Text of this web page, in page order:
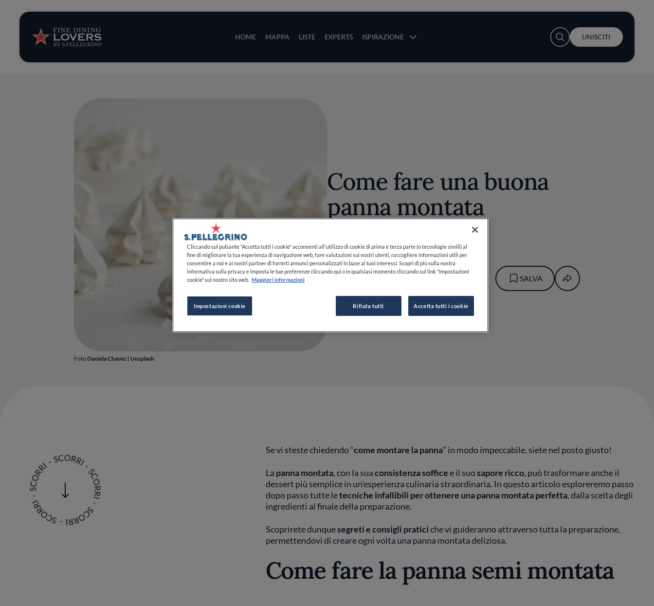
HOME MAPPA LISTE EXPERTS ISPIRAZIONE
Storie e tendenze
Ricette
Serie
User account menu
UNISCITI
Foto Daniela Chavez | Unsplash
Come fare una buona
panna montata
DAFINE DINING LOVERS
SALVA
Se vi steste chiedendo “come montare la panna” in modo impeccabile, siete nel posto giusto!
La panna montata, con la suaconsistenza sofficee il suosapore ricco, può trasformare anche il
dessert più semplice in un'esperienza culinaria straordinaria. In questo articolo esploreremo passo
dopo passo tutte letecniche infallibili per ottenere una panna montata perfetta, dalla scelta degli
ingredienti al finale della preparazione.
Scoprirete dunquesegreti e consigli praticiche vi guideranno attraverso tutta la preparazione,
permettendovi di creare ogni volta una panna montata deliziosa.
Come fare la panna semi montata
Cliccando sul pulsante "Accetta tutti i cookie" acconsenti all'utilizzo di cookie di prima e terza parte (o tecnologie simili) al
fine di migliorare la tua esperienza di navigazione web, fare valutazioni sui nostri utenti, raccogliere informazioni utili per
consentire a noi e ai nostri partner di fornirti annunci personalizzati in base ai tuoi interessi. Scopri di più sulla nostra
informativa sulla privacy e imposta le tue preferenze cliccando qui o in qualsiasi momento cliccando sul link "Impostazioni
cookie" sul nostro sito web. Maggiori informazioni
Impostazioni cookie Rifiuta tutti Accetta tutti i cookie